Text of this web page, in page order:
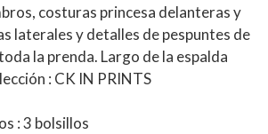
costuras princesa delanteras y
laterales y detalles de pespuntes de
la prenda. Largo de la espalda
: CK IN PRINTS
: 3 bolsillos